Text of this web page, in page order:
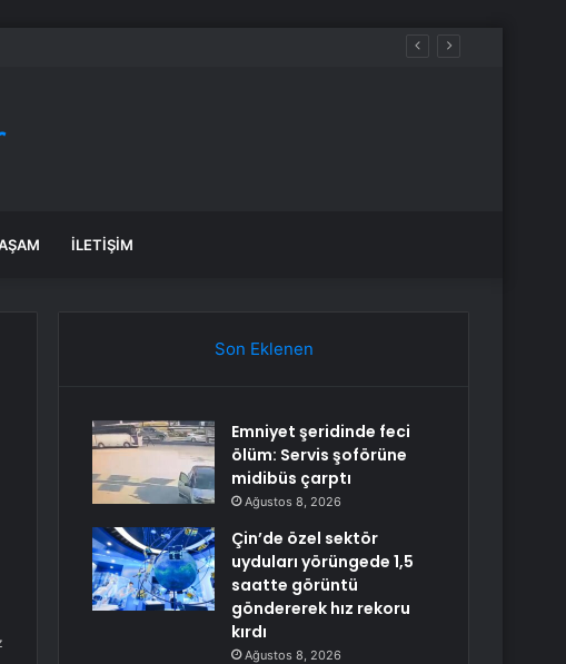
rekoru kırdı
İLETIŞIM
Son Eklenen
Emniyet şeridinde feci
ölüm: Servis şoförüne
midibüs çarptı
Ağustos 8, 2026
Çin’de özel sektör
uyduları yörüngede 1,5
saatte görüntü
göndererek hız rekoru
kırdı
Ağustos 8, 2026